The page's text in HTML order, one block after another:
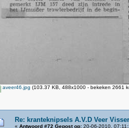
aveer46.jpg (103.37 KB, 488x1000 - bekeken 2661
Re: kranteknipsels A.V.D Veer
« Antwoord #72 Gepost op:20-06-2010,